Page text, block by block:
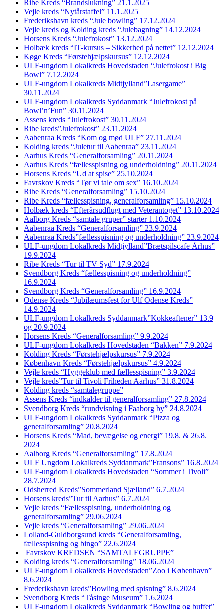
Ribe Kreds “Brandslukning” 21.1.2025
Vejle kreds “Nytårstaffel” 11.1.2025
Frederikshavn kreds “Jule bowling” 17.12.2024
Vejle kreds og Kolding kreds “Julebagning” 14.12.2024
Horsens Kreds “Julefrokost” 13.12.2024
Holbæk kreds “IT-kursus – Sikkerhed på nettet” 12.12.2024
Køge Kreds “Førstehjælpskursus” 12.12.2024
ULF-ungdom Lokalkreds Hovedstaden “Julefrokost i Big
Bowl” 7.12.2024
ULF-ungdom Lokalkreds Midtjylland”Lasergame”
30.11.2024
ULF-ungdom Lokalkreds Syddanmark “Julefrokost på
Bowl’n’Fun” 30.11.2024
Assens kreds “Julefrokost” 30.11.2024
Ribe kreds”Julefrokost” 23.11.2024
Aabenraa Kreds “Kom og mød ULF” 27.11.2024
Kolding kreds “Juletur til Aabenraa” 23.11.2024
Aarhus Kreds “Generalforsamling” 20.11.2024
Aarhus Kreds “fællesspisning og underholdning” 20.11.2024
Horsens Kreds “Ud at spise” 25.10.2024
Favrskov Kreds “Tør vi tale om sex” 16.10.2024
Ribe Kreds “Generalforsamling” 15.10.2024
Ribe Kreds “fællesspisning, generalforsamling” 15.10.2024
Holbæk kreds “Efterårsudflugt med Veterantoget” 13.10.2024
Aalborg Kreds “samtale gruper” starter 1.10.2024
Aabenraa Kreds “Generalforsamling” 23.9.2024
Aabenraa Kreds”fællesspisning og underholdning” 23.9.2024
ULF-ungdom Lokalkreds Midtjylland”Brætspilscafe Århus”
19.9.2024
Ribe Kreds “Tur til TV Syd” 17.9.2024
Svendborg Kreds “fællesspisning og underholdning”
16.9.2024
Svendborg Kreds “Generalforsamling” 16.9.2024
Odense Kreds “Jubilæumsfest for Ulf Odense Kreds”
14.9.2024
ULF-ungdom Lokalkreds Syddanmark”Kokkeaftener” 13.9
og 20.9.2024
Horsens Kreds “Generalforsamling” 9.9.2024
ULF-ungdom Lokalkreds Hovedstaden “Bakken” 7.9.2024
Kolding Kreds “Førstehjælpskursus” 7.9.2024
København Kreds “Førstehjælpskursus” 4.9.2024
Vejle kreds “Hyggeklub med fællesspisning” 3.9.2024
Vejle kreds”Tur til Tivoli Friheden Aarhus” 31.8.2024
Kolding kreds “samtalegruppe”
Assens Kreds “indkalder til generalforsamling” 27.8.2024
Svendborg Kreds “rundvisning i Faaborg by” 24.8.2024
ULF-ungdom Lokalkreds Syddanmark “Pizza og
generalforsamling” 20.8.2024
Horsens Kreds “Mad, bevægelse og energi” 19.8. & 26.8.
2024
Aalborg Kreds “Generalforsamling” 17.8.2024
ULF Ungdom Lokalkreds Syddanmark”Fransons” 16.8.2024
ULF-ungdom Lokalkreds Hovedstaden “Sommer i Tivoli”
28.7.2024
Odsherred Kreds”Sommerland Sjælland” 6.7.2024
Horsens kreds”Tur til Aarhus” 6.7.2024
Vejle kreds “Fællesspisning, underholdning og
generalforsamling” 29.06.2024
Vejle kreds “Generalforsamling” 29.06.2024
Lolland-Guldborgsund kreds “Generalforsamling,
fællesspisning og bingo” 22.6.2024
Favrskov KREDSEN “SAMTALEGRUPPE”
Kolding kreds “Generalforsamling” 18.06.2024
ULF-ungdom Lokalkreds Hovedstaden”Zoo i København”
8.6.2024
Frederikshavn kreds”Bowling med spisning” 8.6.2024
Svendborg Kreds “Tåsinge Museum” 1.6.2024
ULF-ungdom Lokalkreds Syddanmark “Bowling og buffet”